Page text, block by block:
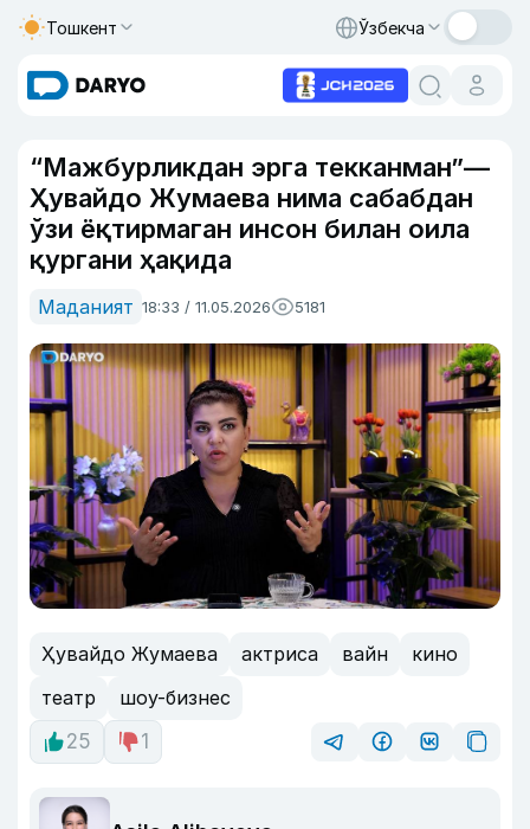
Тошкент Ўзбекча
“Мажбурликдан эрга текканман”—
Ҳувайдо Жумаева нима сабабдан
ўзи ёқтирмаган инсон билан оила
қургани ҳақида
Маданият 18:33 / 11.05.2026 5181
Ҳувайдо Жумаева актриса вайн
кино
театр
шоу-бизнес
25
1